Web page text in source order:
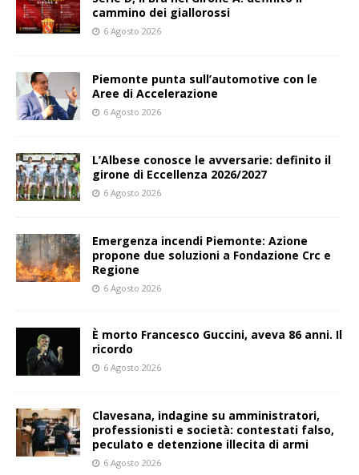
cammino dei giallorossi
6 Agosto 2026
Piemonte punta sull’automotive con le
Aree di Accelerazione
6 Agosto 2026
L’Albese conosce le avversarie: definito il
girone di Eccellenza 2026/2027
6 Agosto 2026
Emergenza incendi Piemonte: Azione
propone due soluzioni a Fondazione Crc e
Regione
6 Agosto 2026
È morto Francesco Guccini, aveva 86 anni. Il
ricordo
6 Agosto 2026
Clavesana, indagine su amministratori,
professionisti e società: contestati falso,
peculato e detenzione illecita di armi
6 Agosto 2026